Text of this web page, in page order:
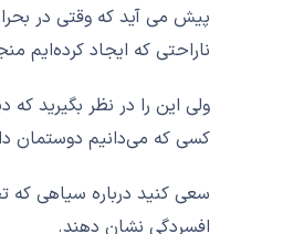
پیش می آید که وقتی در
ناراحتی که ایجاد کرده‌ایم
ولی این را در نظر بگیرید
کسی که می‌دانیم دوستمان
سعی کنید درباره سیاهی که
افسردگي نشان ‌دهند.